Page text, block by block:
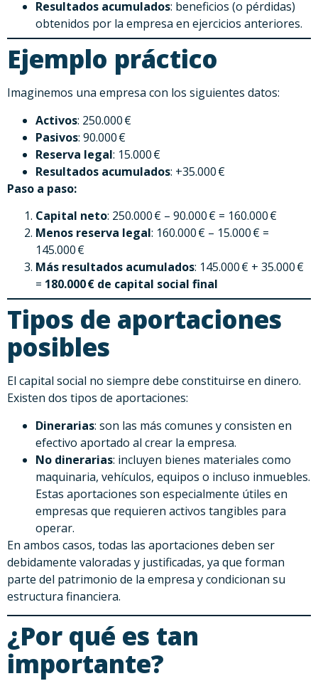
Resultados acumulados: beneficios (o pérdidas)
obtenidos por la empresa en ejercicios anteriores.
Ejemplo práctico
Imaginemos una empresa con los siguientes datos:
Activos: 250.000 €
Pasivos: 90.000 €
Reserva legal: 15.000 €
Resultados acumulados: +35.000 €
Paso a paso:
Capital neto: 250.000 € – 90.000 € = 160.000 €
Menos reserva legal: 160.000 € – 15.000 € =
145.000 €
Más resultados acumulados: 145.000 € + 35.000 €
= 180.000 € de capital social final
Tipos de aportaciones
posibles
El capital social no siempre debe constituirse en dinero.
Existen dos tipos de aportaciones:
Dinerarias: son las más comunes y consisten en
efectivo aportado al crear la empresa.
No dinerarias: incluyen bienes materiales como
maquinaria, vehículos, equipos o incluso inmuebles.
Estas aportaciones son especialmente útiles en
empresas que requieren activos tangibles para
operar.
En ambos casos, todas las aportaciones deben ser
debidamente valoradas y justificadas, ya que forman
parte del patrimonio de la empresa y condicionan su
estructura financiera.
¿Por qué es tan
importante?